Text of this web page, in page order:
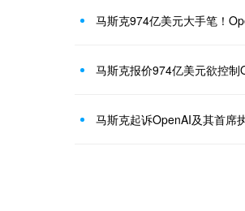
马斯克974亿美元大手笔！
马斯克报价974亿美元欲控
马斯克起诉OpenAI及其首席